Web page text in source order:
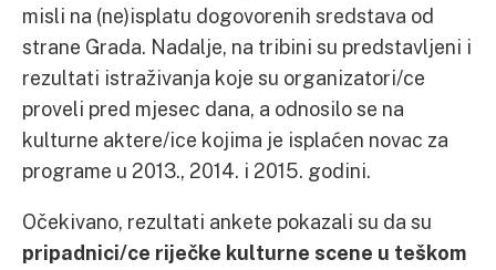
misli na (ne)isplatu dogovorenih sredstava od
strane Grada. Nadalje, na tribini su predstavljeni i
rezultati istraživanja koje su organizatori/ce
proveli pred mjesec dana, a odnosilo se na
kulturne aktere/ice kojima je isplaćen novac za
programe u 2013., 2014. i 2015. godini.
Očekivano, rezultati ankete pokazali su da su
pripadnici/ce riječke kulturne scene u teškom